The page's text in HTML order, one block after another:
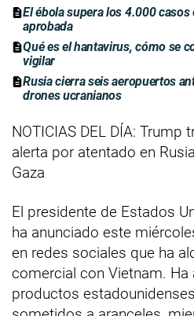
El ébola supera los 4.000
aprobada
Qué es el hantavirus, cómo se
vigilar
Rusia cierra seis aeropuertos
drones ucranianos
NOTICIAS DEL DÍA: Trump
alerta por atentado en
Gaza
El presidente de Estados
ha anunciado este
en redes sociales que ha
comercial con Vietnam.
productos